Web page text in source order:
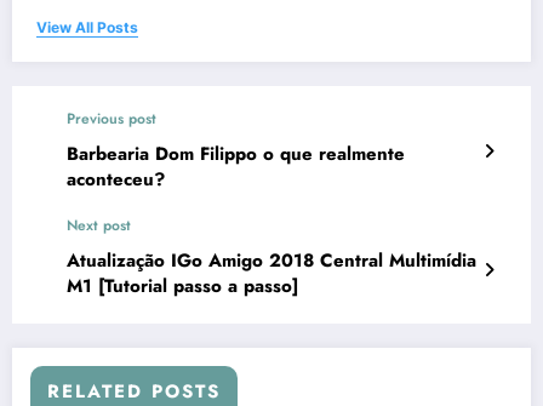
View All Posts
Previous post
Barbearia Dom Filippo o que realmente
aconteceu?
Next post
Atualização IGo Amigo 2018 Central Multimídia
M1 [Tutorial passo a passo]
RELATED POSTS